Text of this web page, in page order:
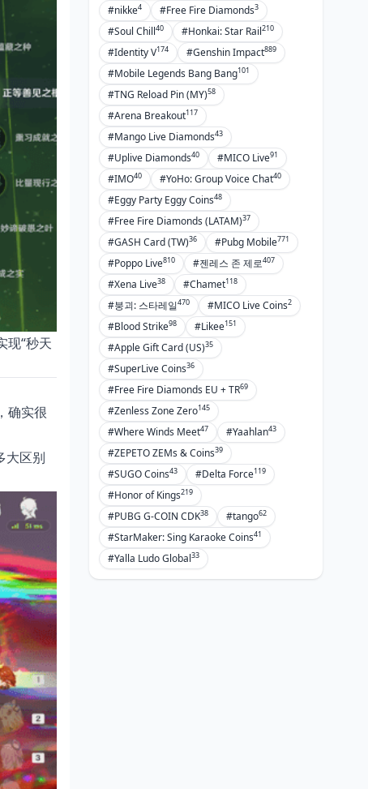
现“秒天
确实很
大区别
#nikke4 #Free Fire Diamonds3
#Soul Chill40 #Honkai: Star Rail210
#Identity V174 #Genshin Impact889
#Mobile Legends Bang Bang101
#TNG Reload Pin (MY)58
#Arena Breakout117
#Mango Live Diamonds43
#Uplive Diamonds40 #MICO Live91
#IMO40 #YoHo: Group Voice Chat40
#Eggy Party Eggy Coins48
#Free Fire Diamonds (LATAM)37
#GASH Card (TW)36 #Pubg Mobile771
#Poppo Live810 #젠레스 존 제로407
#Xena Live38 #Chamet118
#붕괴: 스타레일470 #MICO Live Coins2
#Blood Strike98 #Likee151
#Apple Gift Card (US)35
#SuperLive Coins36
#Free Fire Diamonds EU + TR69
#Zenless Zone Zero145
#Where Winds Meet47 #Yaahlan43
#ZEPETO ZEMs & Coins39
#SUGO Coins43 #Delta Force119
#Honor of Kings219
#PUBG G-COIN CDK38 #tango62
#StarMaker: Sing Karaoke Coins41
#Yalla Ludo Global33